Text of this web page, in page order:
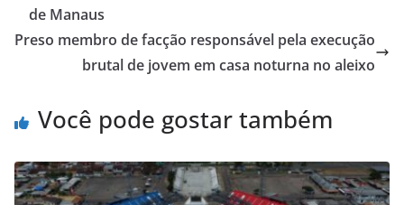
de Manaus
Preso membro de facção responsável pela execução
brutal de jovem em casa noturna no aleixo
Você pode gostar também